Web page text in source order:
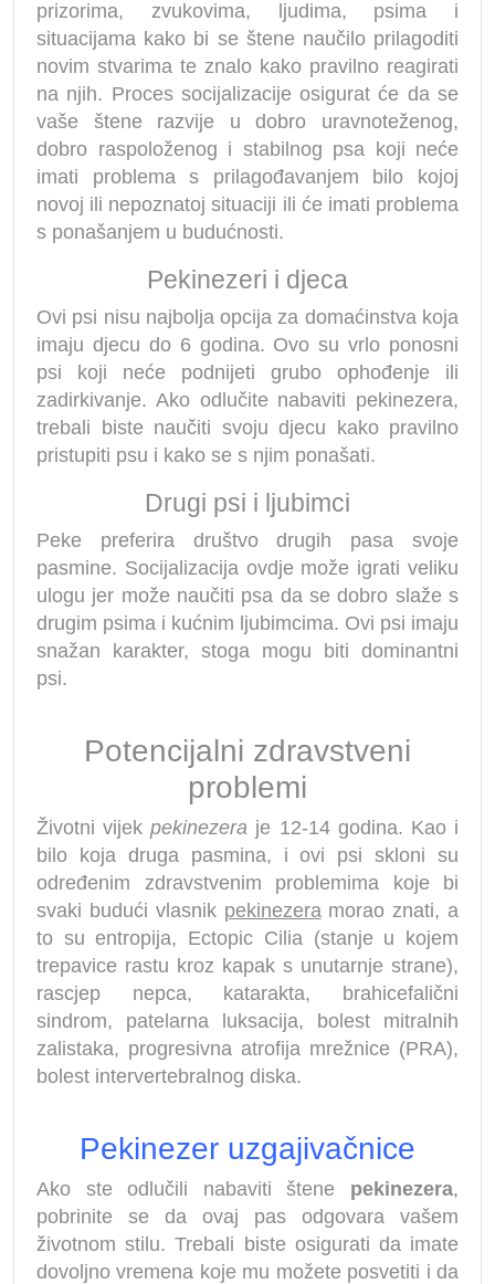
prizorima, zvukovima, ljudima, psima i
situacijama kako bi se štene naučilo prilagoditi
novim stvarima te znalo kako pravilno reagirati
na njih. Proces socijalizacije osigurat će da se
vaše štene razvije u dobro uravnoteženog,
dobro raspoloženog i stabilnog psa koji neće
imati problema s prilagođavanjem bilo kojoj
novoj ili nepoznatoj situaciji ili će imati problema
s ponašanjem u budućnosti.
Pekinezeri i djeca
Ovi psi nisu najbolja opcija za domaćinstva koja
imaju djecu do 6 godina. Ovo su vrlo ponosni
psi koji neće podnijeti grubo ophođenje ili
zadirkivanje. Ako odlučite nabaviti pekinezera,
trebali biste naučiti svoju djecu kako pravilno
pristupiti psu i kako se s njim ponašati.
Drugi psi i ljubimci
Peke preferira društvo drugih pasa svoje
pasmine. Socijalizacija ovdje može igrati veliku
ulogu jer može naučiti psa da se dobro slaže s
drugim psima i kućnim ljubimcima. Ovi psi imaju
snažan karakter, stoga mogu biti dominantni
psi.
Potencijalni zdravstveni
problemi
Životni vijekpekinezera je 12-14 godina. Kao i
bilo koja druga pasmina, i ovi psi skloni su
određenim zdravstvenim problemima koje bi
svaki budući vlasnik pekinezera morao znati, a
to su entropija, Ectopic Cilia (stanje u kojem
trepavice rastu kroz kapak s unutarnje strane),
rascjep nepca, katarakta, brahicefalični
sindrom, patelarna luksacija, bolest mitralnih
zalistaka, progresivna atrofija mrežnice (PRA),
bolest intervertebralnog diska.
Pekinezer uzgajivačnice
Ako ste odlučili nabaviti štene pekinezera,
pobrinite se da ovaj pas odgovara vašem
životnom stilu. Trebali biste osigurati da imate
dovoljno vremena koje mu možete posvetiti i da